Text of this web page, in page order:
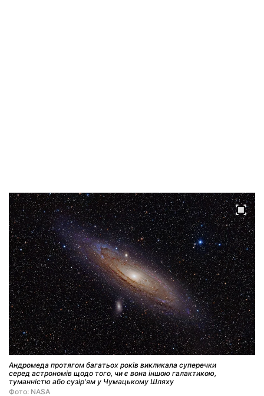
Андромеда протягом багатьох років викликала суперечки
серед астрономів щодо того, чи є вона іншою галактикою,
туманністю або сузір'ям у Чумацькому Шляху
Фото: NASA